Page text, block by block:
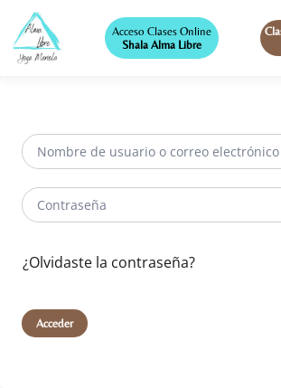
Acceso Clases Online
Shala Alma Libre
¿Olvidaste la contraseña?
Acceder